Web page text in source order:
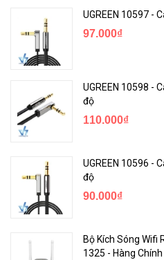
UGREEN 10597 -
97.000₫
UGREEN 10598 -
độ
110.000₫
UGREEN 10596 -
độ
90.000₫
Bộ Kích Sóng Wifi
1325 - Hàng